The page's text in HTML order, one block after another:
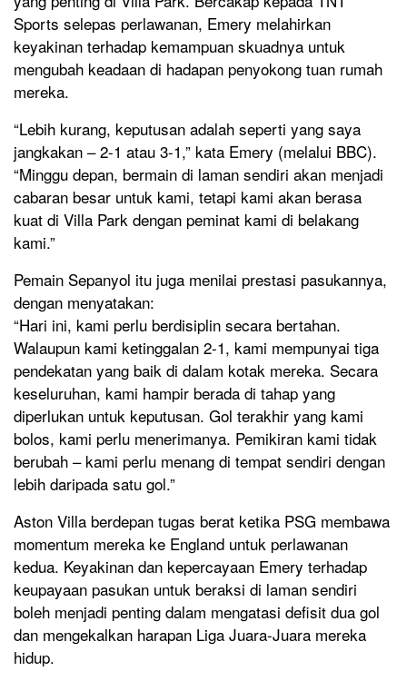
Sports selepas perlawanan, Emery melahirkan
keyakinan terhadap kemampuan skuadnya untuk
mengubah keadaan di hadapan penyokong tuan rumah
mereka.
“Lebih kurang, keputusan adalah seperti yang saya
jangkakan – 2-1 atau 3-1,” kata Emery (melalui BBC).
“Minggu depan, bermain di laman sendiri akan menjadi
cabaran besar untuk kami, tetapi kami akan berasa
kuat di Villa Park dengan peminat kami di belakang
kami.”
Pemain Sepanyol itu juga menilai prestasi pasukannya,
dengan menyatakan:
“Hari ini, kami perlu berdisiplin secara bertahan.
Walaupun kami ketinggalan 2-1, kami mempunyai tiga
pendekatan yang baik di dalam kotak mereka. Secara
keseluruhan, kami hampir berada di tahap yang
diperlukan untuk keputusan. Gol terakhir yang kami
bolos, kami perlu menerimanya. Pemikiran kami tidak
berubah – kami perlu menang di tempat sendiri dengan
lebih daripada satu gol.”
Aston Villa berdepan tugas berat ketika PSG membawa
momentum mereka ke England untuk perlawanan
kedua. Keyakinan dan kepercayaan Emery terhadap
keupayaan pasukan untuk beraksi di laman sendiri
boleh menjadi penting dalam mengatasi defisit dua gol
dan mengekalkan harapan Liga Juara-Juara mereka
hidup.